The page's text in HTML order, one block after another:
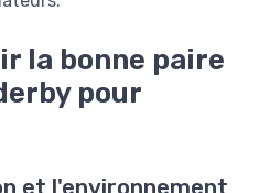
la bonne paire
pour
et l'environnement